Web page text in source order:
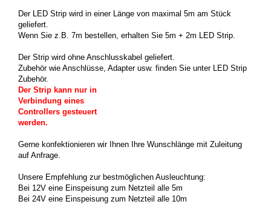
Der LED Strip wird in einer Länge von maximal 5m am Stück
geliefert.
Wenn Sie z.B. 7m bestellen, erhalten Sie 5m + 2m LED Strip.
Der Strip wird ohne Anschlusskabel geliefert.
Zubehör wie Anschlüsse, Adapter usw. finden Sie unter LED Strip
Zubehör.
Der Strip kann nur in
Verbindung eines
Controllers gesteuert
werden.
Gerne konfektionieren wir Ihnen Ihre Wunschlänge mit Zuleitung
auf Anfrage.
Unsere Empfehlung zur bestmöglichen Ausleuchtung:
Bei 12V eine Einspeisung zum Netzteil alle 5m
Bei 24V eine Einspeisung zum Netzteil alle 10m